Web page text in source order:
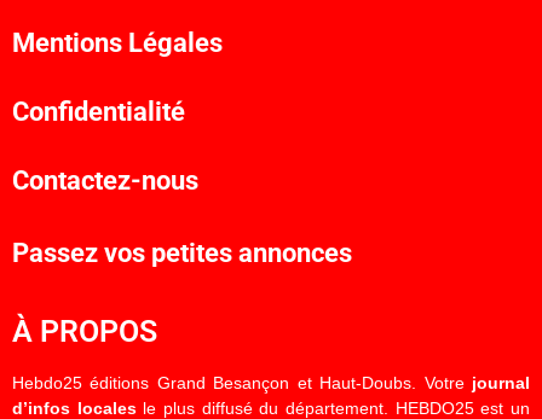
Mentions Légales
Confidentialité
Contactez-nous
Passez vos petites annonces
À PROPOS
Hebdo25 éditions Grand Besançon et Haut-Doubs. Votre journal
d’infos localesle plus diffusé du département. HEBDO25 est un